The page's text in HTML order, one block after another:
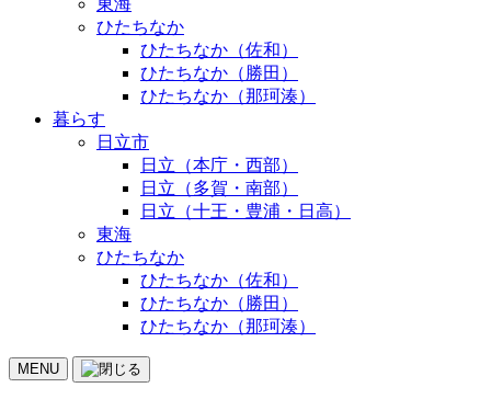
東海
ひたちなか
ひたちなか（佐和）
ひたちなか（勝田）
ひたちなか（那珂湊）
暮らす
日立市
日立（本庁・西部）
日立（多賀・南部）
日立（十王・豊浦・日高）
東海
ひたちなか
ひたちなか（佐和）
ひたちなか（勝田）
ひたちなか（那珂湊）
MENU